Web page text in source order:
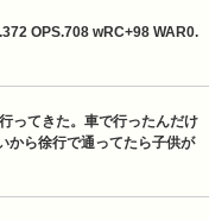
OPS.708 wRC+98 WAR0.
ってきた。車で行ったんだけ
から徐行で通ってたら子供が